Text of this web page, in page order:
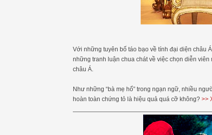
Với những tuyên bố táo bạo về tính đại diện châu
những tranh luận chua chát về việc chọn diễn
châu Á.
Như những “bà mẹ hổ” trong ngạn ngữ, nhiều
hoàn toàn chứng tỏ là hiệu quả quá cỡ không? >>